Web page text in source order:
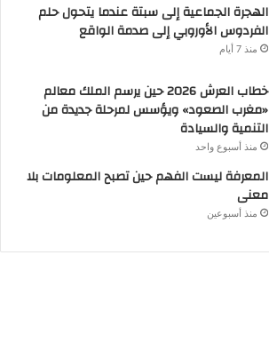
الهجرة الجماعية إلى سبتة عندما يتحول حلم
الفردوس الأوروبي إلى صدمة الواقع
منذ 7 أيام
خطاب العرش 2026 حين يرسم الملك معالم
«مغرب الصعود» ويؤسس لمرحلة جديدة من
التنمية والسيادة
منذ أسبوع واحد
المعرفة ليست الفهم حين تصبح المعلومات بلا
معنى
منذ أسبوعين